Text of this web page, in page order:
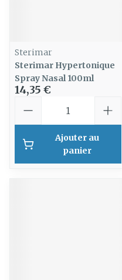
Sterimar
Sterimar Hypertonique
Spray Nasal 100ml
14,35 €
Ajouter au
panier